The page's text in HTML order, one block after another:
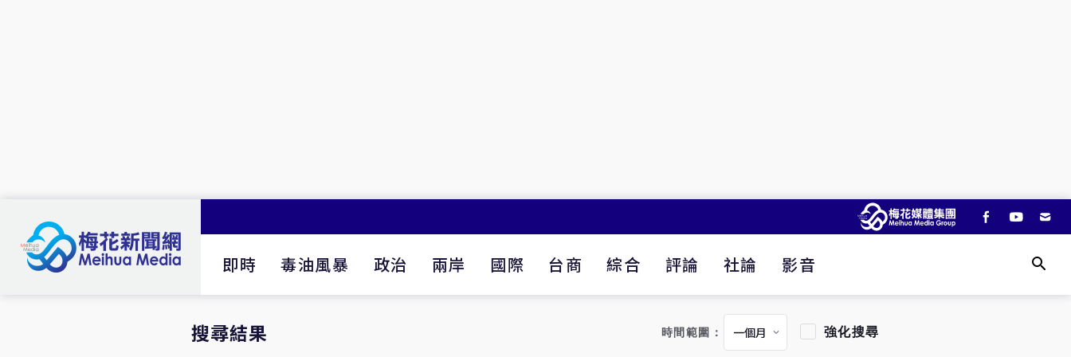
即時 毒油風暴 政治 兩岸 國際 台商 綜合 評論 社論 影音
搜尋結果 時間範圍： 強化搜尋